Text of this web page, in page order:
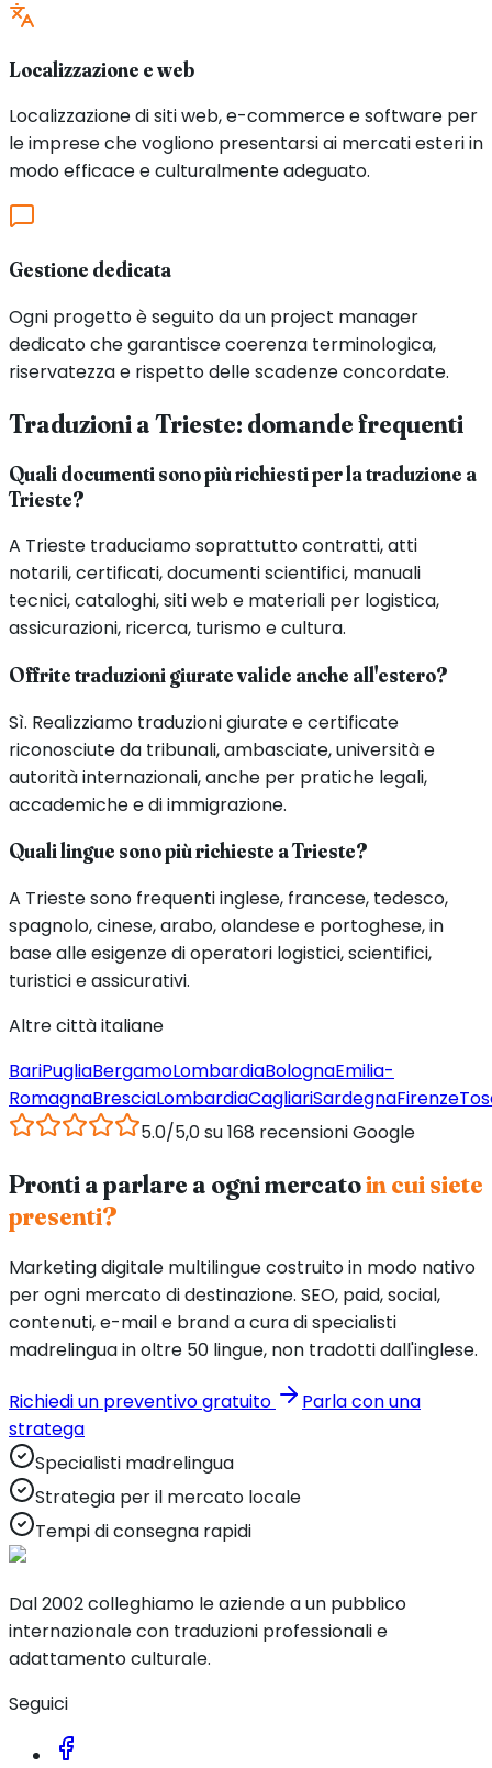
Localizzazione e web
Localizzazione di siti web, e-commerce e software per
le imprese che vogliono presentarsi ai mercati esteri in
modo efficace e culturalmente adeguato.
Gestione dedicata
Ogni progetto è seguito da un project manager
dedicato che garantisce coerenza terminologica,
riservatezza e rispetto delle scadenze concordate.
Traduzioni aTrieste: domande frequenti
Quali documenti sono più richiesti per la traduzione a
Trieste?
A Trieste traduciamo soprattutto contratti, atti
notarili, certificati, documenti scientifici, manuali
tecnici, cataloghi, siti web e materiali per logistica,
assicurazioni, ricerca, turismo e cultura.
Offrite traduzioni giurate valide anche all'estero?
Sì. Realizziamo traduzioni giurate e certificate
riconosciute da tribunali, ambasciate, università e
autorità internazionali, anche per pratiche legali,
accademiche e di immigrazione.
Quali lingue sono più richieste a Trieste?
A Trieste sono frequenti inglese, francese, tedesco,
spagnolo, cinese, arabo, olandese e portoghese, in
base alle esigenze di operatori logistici, scientifici,
turistici e assicurativi.
Altre città italiane
BariPugliaBergamoLombardiaBolognaEmilia-
RomagnaBresciaLombardiaCagliariSardegnaFirenze
5.0/5,0 su 168 recensioni Google
Pronti a parlare a ogni mercatoin cui siete
presenti?
Marketing digitale multilingue costruito in modo nativo
per ogni mercato di destinazione. SEO, paid, social,
contenuti, e-mail e brand a cura di specialisti
madrelingua in oltre 50 lingue, non tradotti dall'inglese.
Richiedi un preventivo gratuito
Parla con una
stratega
Specialisti madrelingua
Strategia per il mercato locale
Tempi di consegna rapidi
Dal 2002 colleghiamo le aziende a un pubblico
internazionale con traduzioni professionali e
adattamento culturale.
Seguici